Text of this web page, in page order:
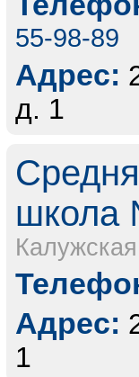
55-98-89
Адрес:
д. 1
школа
Адрес:
1